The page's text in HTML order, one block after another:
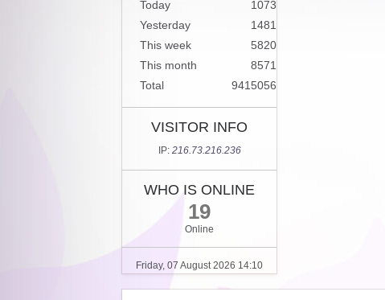
Today
1073
Yesterday
1481
This week
5820
This month
8571
Total
9415056
VISITOR INFO
IP: 216.73.216.236
WHO IS ONLINE
19
Online
Friday, 07 August 2026 14:10